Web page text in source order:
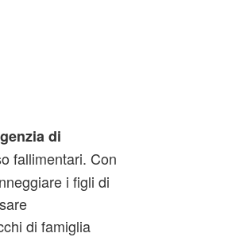
di
fallimentari. Con
i figli di
di famiglia